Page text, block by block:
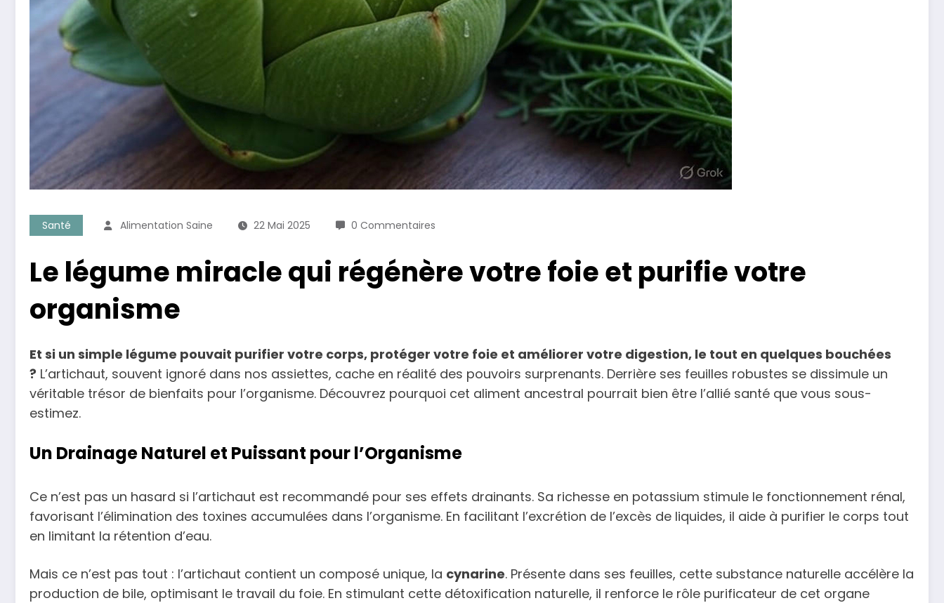
Santé Alimentation Saine 22 Mai 2025 0 Commentaires
Le légume miracle qui régénère votre foie et purifie votre
organisme
Et si un simple légume pouvait purifier votre corps, protéger votre foie et améliorer votre digestion, le tout en quelques bouchées
? L’artichaut, souvent ignoré dans nos assiettes, cache en réalité des pouvoirs surprenants. Derrière ses feuilles robustes se dissimule un
véritable trésor de bienfaits pour l’organisme. Découvrez pourquoi cet aliment ancestral pourrait bien être l’allié santé que vous sous-
estimez.
Un Drainage Naturel et Puissant pour l’Organisme
Ce n’est pas un hasard si l’artichaut est recommandé pour ses effets drainants. Sa richesse en potassium stimule le fonctionnement rénal,
favorisant l’élimination des toxines accumulées dans l’organisme. En facilitant l’excrétion de l’excès de liquides, il aide à purifier le corps tout
en limitant la rétention d’eau.
Mais ce n’est pas tout : l’artichaut contient un composé unique, la cynarine. Présente dans ses feuilles, cette substance naturelle accélère la
production de bile, optimisant le travail du foie. En stimulant cette détoxification naturelle, il renforce le rôle purificateur de cet organe